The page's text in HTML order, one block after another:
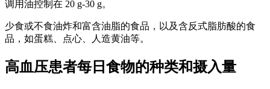
调用油控制在 20 g-30 g。
少食或不食油炸和富含油脂的食品，以及含反式脂肪酸的食
品，如蛋糕、点心、人造黄油等。
高血压患者每日食物的种类和摄入量